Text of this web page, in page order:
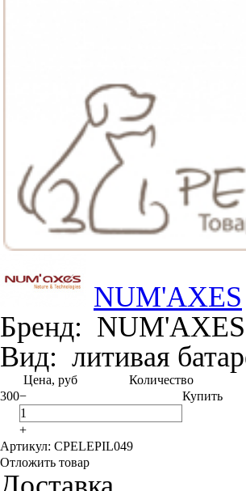
NUM'AXES
Бренд: NUM'AXES
Вид: литивая
Цена, руб
Количество
300−
+
Купить
Артикул: CPELEPIL049
Отложить товар